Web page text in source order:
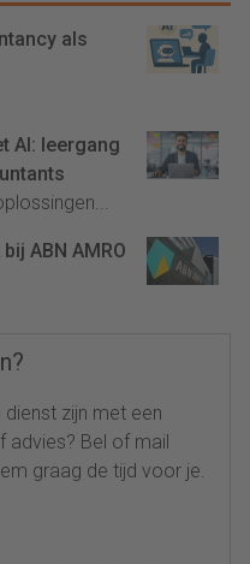
als
AI: leergang
ABN AMRO
dienst zijn met een
advies? Bel of mail
graag de tijd voor je.